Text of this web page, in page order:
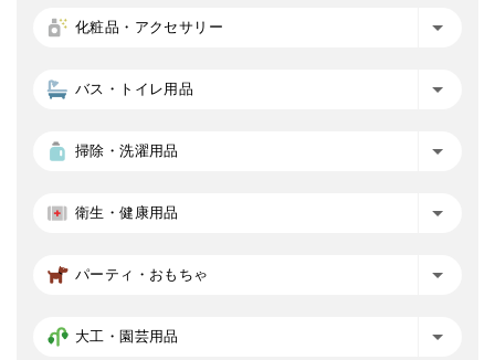
化粧品・アクセサリー
バス・トイレ用品
掃除・洗濯用品
衛生・健康用品
パーティ・おもちゃ
大工・園芸用品